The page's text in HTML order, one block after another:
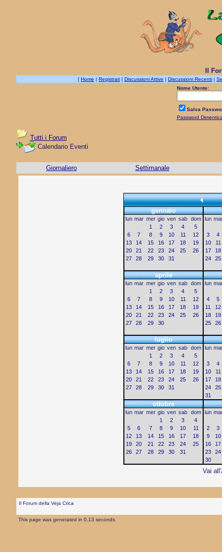
Il
[ Home | Registrati | Discussioni Attive | Discussioni Recenti |
Nome Utente:
Salva
Password
Tutti i Forum
Calendario Eventi
Giornaliero Settimanale
gennaio
lun mar mer gio ven sab dom
1
2 3 4
5
6
7 8 9 10 11
12
13
14 15 16 17 18
19
20
21 22 23 24 25
26
27
28 29 30 31
lun
3
4
10
11
17
18
24
25
aprile
lun mar mer gio ven sab dom
1
2 3 4
5
6
7 8 9 10 11
12
13
14 15 16 17 18
19
20
21 22 23 24 25
26
27
28 29 30
lun
4
5
11
12
18
19
25
26
luglio
lun mar mer gio ven sab dom
1
2 3 4
5
6
7 8 9 10 11
12
13
14 15 16 17 18
19
20
21 22 23 24 25
26
27
28 29 30 31
lun
3
4
10
11
17
18
24
25
31
ottobre
lun mar mer gio ven sab dom
1
2 3
4
5
6 7 8 9 10
11
12
13 14 15 16 17
18
19
20 21 22 23 24
25
26
27 28 29 30 31
lun
2
3
9
10
16
17
23
24
30
Vai
Il Forum della Veja Crica
This page was generated in 0,13 seconds.